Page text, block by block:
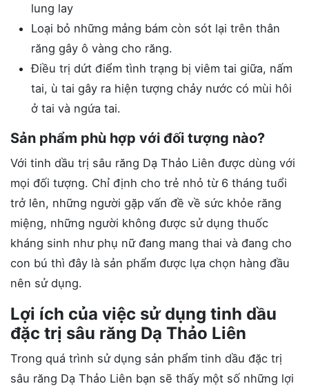
lung lay
Loại bỏ những mảng bám còn sót lại trên thân
răng gây ô vàng cho răng.
Điều trị dứt điểm tình trạng bị viêm tai giữa, nấm
tai, ù tai gây ra hiện tượng chảy nước có mùi hôi
ở tai và ngứa tai.
Sản phẩm phù hợp với đối tượng nào?
Với tinh dầu trị sâu răng Dạ Thảo Liên được dùng với
mọi đối tượng. Chỉ định cho trẻ nhỏ từ 6 tháng tuổi
trở lên, những người gặp vấn đề về sức khỏe răng
miệng, những người không được sử dụng thuốc
kháng sinh như phụ nữ đang mang thai và đang cho
con bú thì đây là sản phẩm được lựa chọn hàng đầu
nên sử dụng.
Lợi ích của việc sử dụng tinh dầu
đặc trị sâu răng Dạ Thảo Liên
Trong quá trình sử dụng sản phẩm tinh dầu đặc trị
sâu răng Dạ Thảo Liên bạn sẽ thấy một số những lợi